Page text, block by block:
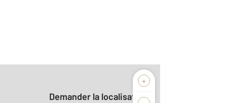
+
Demander la localisation